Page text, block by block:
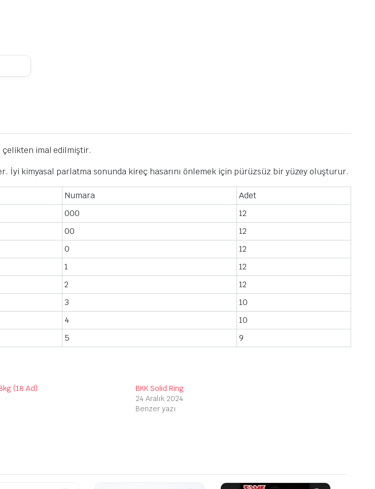
çelikten imal edilmiştir.
İyi kimyasal parlatma sonunda kireç hasarını önlemek için pürüzsüz bir yüzey oluşturur.
Numara
Adet
000
12
00
12
0
12
1
12
2
12
3
10
4
10
5 9
(18 Ad)
BKK Solid Ring
24 Aralık 2024
Benzer yazı